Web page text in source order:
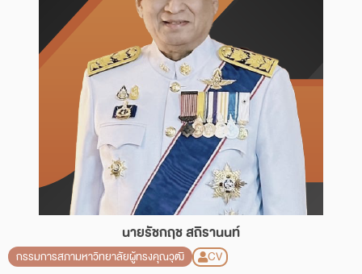
นายรัชกฤช สถิรานนท์
กรรมการสภามหาวิทยาลัยผู้ทรงคุณวุฒิ CV